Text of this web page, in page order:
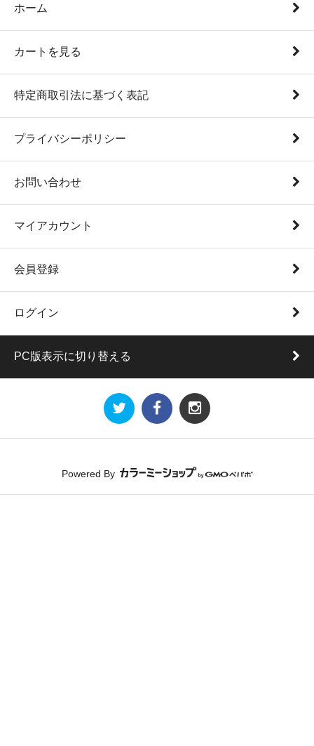
ホーム
カートを見る
特定商取引法に基づく表記
プライバシーポリシー
お問い合わせ
マイアカウント
会員登録
ログイン
PC版表示に切り替える
Powered By